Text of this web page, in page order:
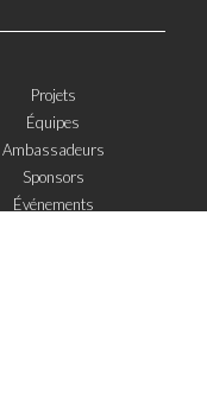
Projets
Équipes
Ambassadeurs
Sponsors
Événements